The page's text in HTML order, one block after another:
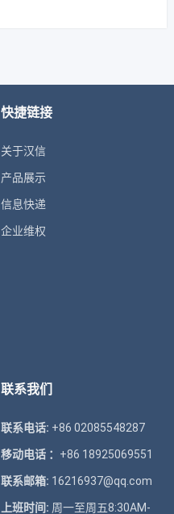
快捷链接
关于汉信
产品展示
信息快递
企业维权
联系我们
联系电话: +86 02085548287
移动电话 ： +86 18925069551
联系邮箱: 16216937@qq.com
上班时间: 周一至周五8:30AM-